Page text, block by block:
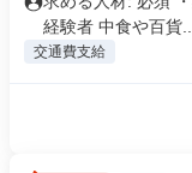
経験者 中食や百貨...
交通費支給